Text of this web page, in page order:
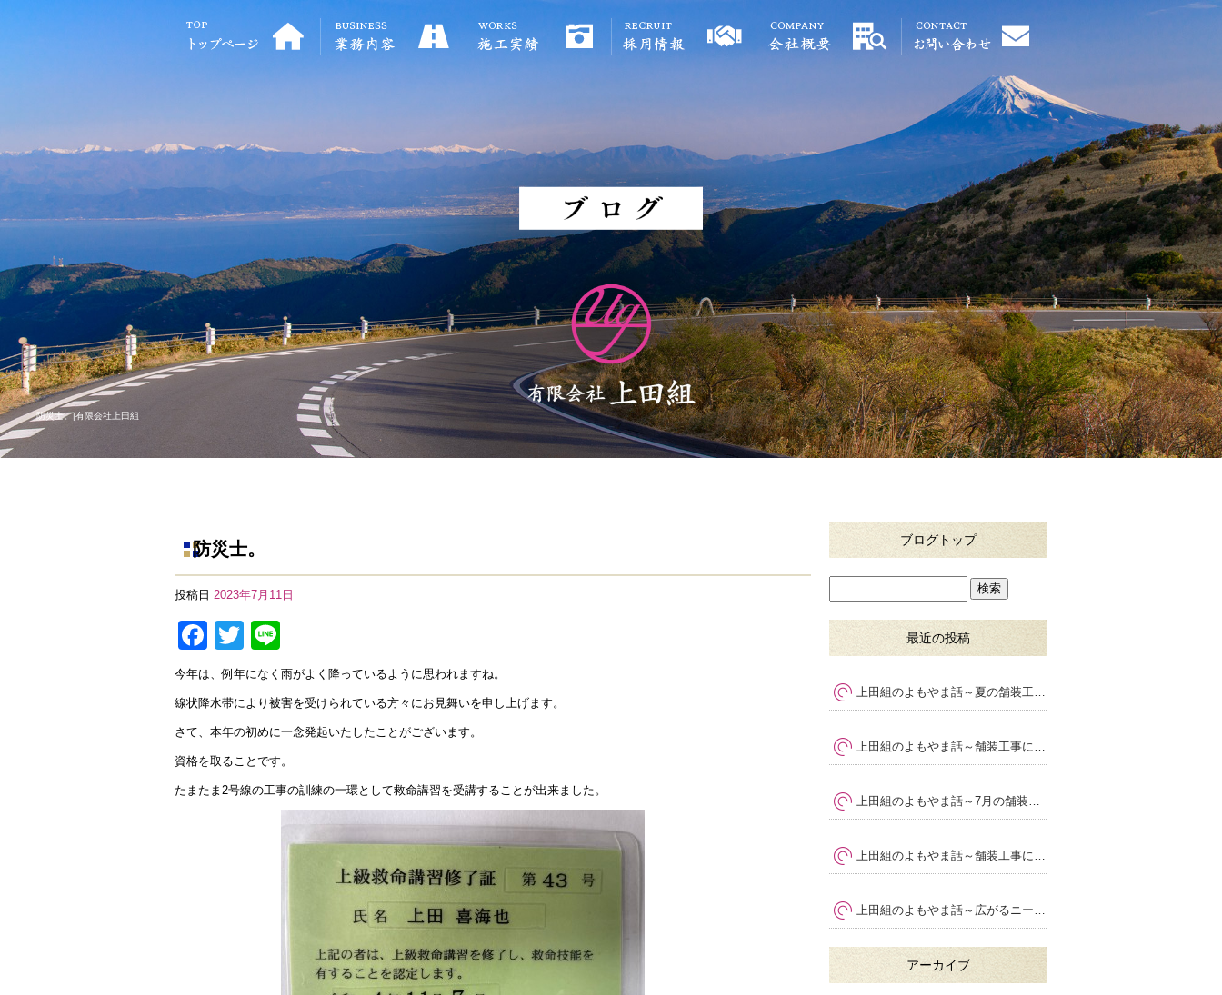
防災士。|有限会社上田組
防災士。
投稿日 2023年7月11日
F
a
c
e
b
o
T
wi
tt
er
n
e
今年は、例年になく雨がよく降っているように思われますね。
線状降水帯により被害を受けられている方々にお見舞いを申し上げます。
さて、本年の初めに一念発起いたしたことがございます。
資格を取ることです。
たまたま2号線の工事の訓練の一環として救命講習を受講することが出来ました。
ブログトップ
最近の投稿
上田組のよもやま話～夏の舗装工事で大切な暑さ対策と品質管理
上田組のよもやま話～舗装工事に求められる専門性とは
上田組のよもやま話～7月の舗装工事で気をつけたいポイント
上田組のよもやま話～舗装工事における安全管理の大切さ
上田組のよもやま話～広がるニーズ
アーカイブ